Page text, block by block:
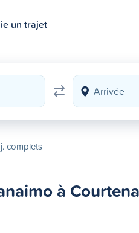
un trajet
complets
à